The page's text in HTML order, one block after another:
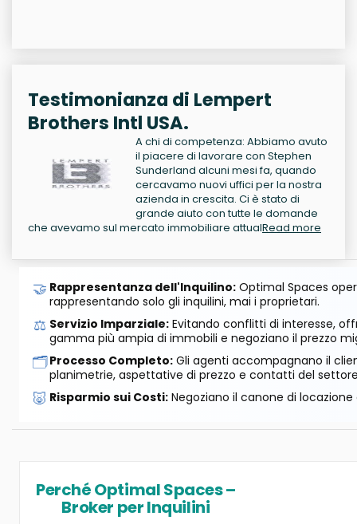
Testimonianza di Lempert
Brothers Intl USA.
A chi di competenza: Abbiamo avuto
il piacere di lavorare con Stephen
Sunderland alcuni mesi fa, quando
cercavamo nuovi uffici per la nostra
azienda in crescita. Ci è stato di
grande aiuto con tutte le domande
che avevamo sul mercato immobiliare attualRead more
🤝 Rappresentanza dell'Inquilino: Optimal Spaces
rappresentando solo gli inquilini, mai i proprietari.
⚖️ Servizio Imparziale: Evitando conflitti di interesse,
gamma più ampia di immobili e negoziano il prezzo
🗂️Processo Completo: Gli agenti accompagnano il
planimetrie, aspettative di prezzo e contatti del
🐷 Risparmio sui Costi: Negoziano il canone di
Perché Optimal Spaces –
Broker per Inquilini